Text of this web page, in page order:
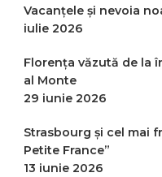
Vacanțele și nevoia
iulie 2026
Florența văzută de la
al Monte
29 iunie 2026
Strasbourg și cel mai
Petite France”
13 iunie 2026